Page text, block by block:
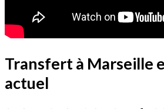
Transfert à Marseille
actuel